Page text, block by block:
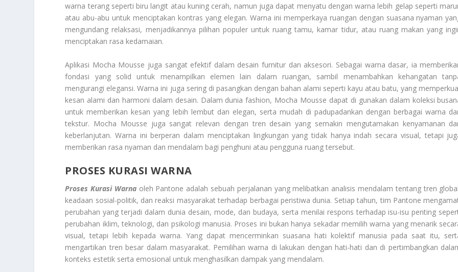
warna terang seperti biru langit atau kuning cerah, namun juga dapat menyatu dengan warna lebih gelap seperti
atau abu-abu untuk menciptakan kontras yang elegan. Warna ini memperkaya ruangan dengan suasana nyaman
mengundang relaksasi, menjadikannya pilihan populer untuk ruang tamu, kamar tidur, atau ruang makan yang
menciptakan rasa kedamaian.
Aplikasi Mocha Mousse juga sangat efektif dalam desain furnitur dan aksesori. Sebagai warna dasar, ia
fondasi yang solid untuk menampilkan elemen lain dalam ruangan, sambil menambahkan kehangatan
mengurangi elegansi. Warna ini juga sering di pasangkan dengan bahan alami seperti kayu atau batu, yang
kesan alami dan harmoni dalam desain. Dalam dunia fashion, Mocha Mousse dapat di gunakan dalam koleksi
untuk memberikan kesan yang lebih lembut dan elegan, serta mudah di padupadankan dengan berbagai warna
tekstur. Mocha Mousse juga sangat relevan dengan tren desain yang semakin mengutamakan kenyamanan
keberlanjutan. Warna ini berperan dalam menciptakan lingkungan yang tidak hanya indah secara visual, tetapi
memberikan rasa nyaman dan mendalam bagi penghuni atau pengguna ruang tersebut.
PROSES KURASI WARNA
Proses Kurasi Warnaoleh Pantone adalah sebuah perjalanan yang melibatkan analisis mendalam tentang tren
keadaan sosial-politik, dan reaksi masyarakat terhadap berbagai peristiwa dunia. Setiap tahun, tim Pantone
perubahan yang terjadi dalam dunia desain, mode, dan budaya, serta menilai respons terhadap isu-isu penting
perubahan iklim, teknologi, dan psikologi manusia. Proses ini bukan hanya sekadar memilih warna yang menarik
visual, tetapi lebih kepada warna. Yang dapat mencerminkan suasana hati kolektif manusia pada saat itu,
mengartikan tren besar dalam masyarakat. Pemilihan warna di lakukan dengan hati-hati dan di pertimbangkan
konteks estetik serta emosional untuk menghasilkan dampak yang mendalam.